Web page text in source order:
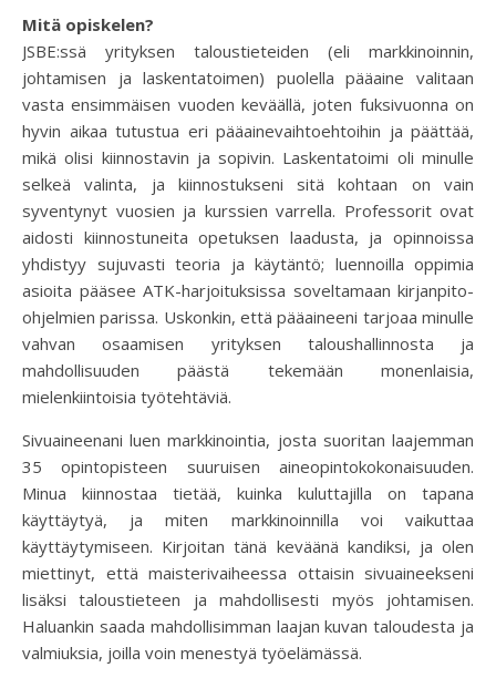
Mitä opiskelen?
JSBE:ssä yrityksen taloustieteiden (eli markkinoinnin,
johtamisen ja laskentatoimen) puolella pääaine valitaan
vasta ensimmäisen vuoden keväällä, joten fuksivuonna on
hyvin aikaa tutustua eri pääainevaihtoehtoihin ja päättää,
mikä olisi kiinnostavin ja sopivin. Laskentatoimi oli minulle
selkeä valinta, ja kiinnostukseni sitä kohtaan on vain
syventynyt vuosien ja kurssien varrella. Professorit ovat
aidosti kiinnostuneita opetuksen laadusta, ja opinnoissa
yhdistyy sujuvasti teoria ja käytäntö; luennoilla oppimia
asioita pääsee ATK-harjoituksissa soveltamaan kirjanpito-
ohjelmien parissa. Uskonkin, että pääaineeni tarjoaa minulle
vahvan osaamisen yrityksen taloushallinnosta ja
mahdollisuuden päästä tekemään monenlaisia,
mielenkiintoisia työtehtäviä.
Sivuaineenani luen markkinointia, josta suoritan laajemman
35 opintopisteen suuruisen aineopintokokonaisuuden.
Minua kiinnostaa tietää, kuinka kuluttajilla on tapana
käyttäytyä, ja miten markkinoinnilla voi vaikuttaa
käyttäytymiseen. Kirjoitan tänä keväänä kandiksi, ja olen
miettinyt, että maisterivaiheessa ottaisin sivuaineekseni
lisäksi taloustieteen ja mahdollisesti myös johtamisen.
Haluankin saada mahdollisimman laajan kuvan taloudesta ja
valmiuksia, joilla voin menestyä työelämässä.